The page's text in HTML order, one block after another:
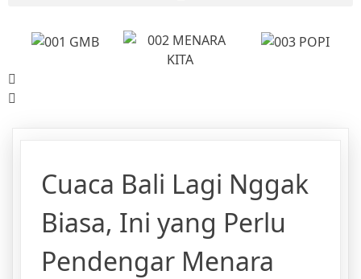
Cuaca Bali Lagi Nggak
Biasa, Ini yang Perlu
Pendengar Menara